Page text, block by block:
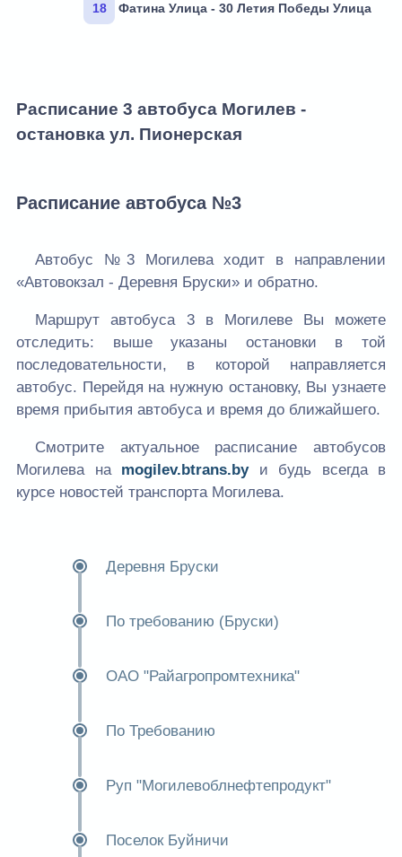
18 Фатина Улица - 30 Летия Победы Улица
Расписание 3 автобуса Могилев -
остановка ул. Пионерская
Расписание автобуса №3
Автобус №3 Могилева ходит в направлении
«Автовокзал - Деревня Бруски» и обратно.
Маршрут автобуса 3 в Могилеве Вы можете
отследить: выше указаны остановки в той
последовательности, в которой направляется
автобус. Перейдя на нужную остановку, Вы узнаете
время прибытия автобуса и время до ближайшего.
Смотрите актуальное расписание автобусов
Могилева на mogilev.btrans.byи будь всегда в
курсе новостей транспорта Могилева.
Деревня Бруски
По требованию (Бруски)
ОАО "Райагропромтехника"
По Требованию
Руп "Могилевоблнефтепродукт"
Поселок Буйничи